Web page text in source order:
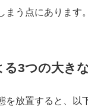
う点にあります。
3つの大き
放置すると、以